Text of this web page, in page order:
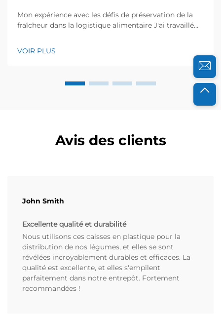
Mon expérience avec les défis de préservation de la
fraîcheur dans la logistique alimentaire J'ai travaillé
sais à quel point la fraîcheur est essentielle pour leur
réussite. Il y a quelques années, une ferme biologique
VOIR PLUS
Avis des clients
John Smith
Excellente qualité et durabilité
Nous utilisons ces caisses en plastique pour la
distribution de nos légumes, et elles se sont
révélées incroyablement durables et efficaces. La
qualité est excellente, et elles s'empilent
parfaitement dans notre entrepôt. Fortement
recommandées !